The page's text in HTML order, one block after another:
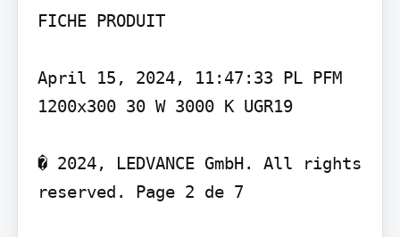
FICHE PRODUIT
April 15, 2024, 11:47:33 PL PFM
1200x300 30 W 3000 K UGR19
� 2024, LEDVANCE GmbH. All rights
reserved. Page 2 de 7